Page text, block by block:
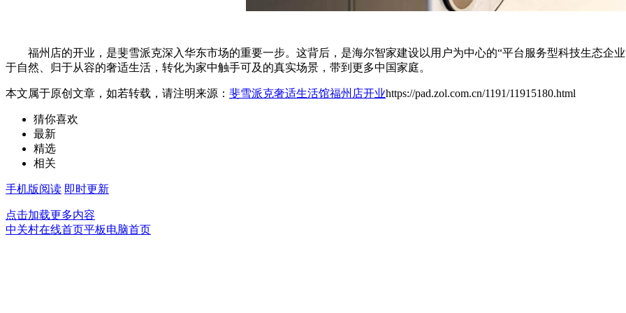
福州店的开业，是斐雪派克深入华东市场的重要一步。这背后，是海尔智家建设以用户为中心的“平台服务型科技生态企
于自然、归于从容的奢适生活，转化为家中触手可及的真实场景，带到更多中国家庭。
本文属于原创文章，如若转载，请注明来源： 斐雪派克奢适生活馆福州店开业https://pad.zol.com.cn/1191/11915180.html
猜你喜欢
最新
精选
相关
手机版阅读 即时更新
点击加载更多内容
中关村在线首页平板电脑首页